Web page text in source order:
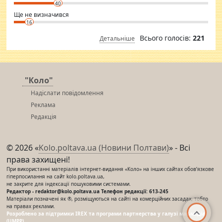
40
Ще не визначився
16
Детальніше Всього голосів: 221
"Коло"
Надіслати повідомлення
Реклама
Редакція
© 2026 «Kolo.poltava.ua (Новини Полтави)» - Всі
права захищені!
При використанні матеріалів інтернет-видання «Коло» на інших сайтах обов’язкове
гіперпосилання на сайт kolo.poltava.ua,
не закрите для індексації пошуковими системами.
Редактор - redaktor@kolo.poltava.ua Телефон редакції: 613-245
Матеріали позначені як ®, розміщуються на сайті на комерційних засадах, тобто
на правах реклами.
Розроблено за підтримки IREX та програми партнерства у галузі мас-медіа